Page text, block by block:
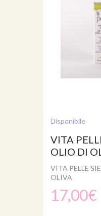
Disponibile
VITA
OLIO DI
VITA PELLE
OLIVA
17,00€